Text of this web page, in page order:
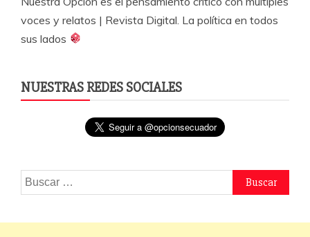
voces y relatos | Revista Digital. La política en todos
sus lados
NUESTRAS REDES SOCIALES
Buscar: